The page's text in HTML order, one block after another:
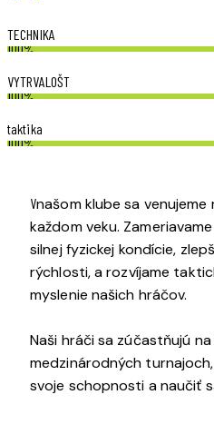
TECHNIKA
100%
VYTRVALOŠT
100%
taktika
100%
Vnašom klube sa
každom veku.
silnej fyzickej kondície,
rýchlosti, a rozvíjame
myslenie našich hráčov.
Naši hráči sa zúčastňujú
medzinárodných
svoje schopnosti a naučiť